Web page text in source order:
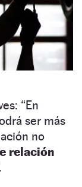
“En
ser más
no
relación